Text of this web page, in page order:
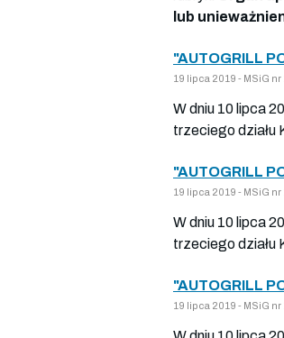
lub
"AUTOGRILL
19 lipca 2019 - MSiG
W dniu 10 lipca
trzeciego działu
"AUTOGRILL
19 lipca 2019 - MSiG
W dniu 10 lipca
trzeciego działu
"AUTOGRILL
19 lipca 2019 - MSiG